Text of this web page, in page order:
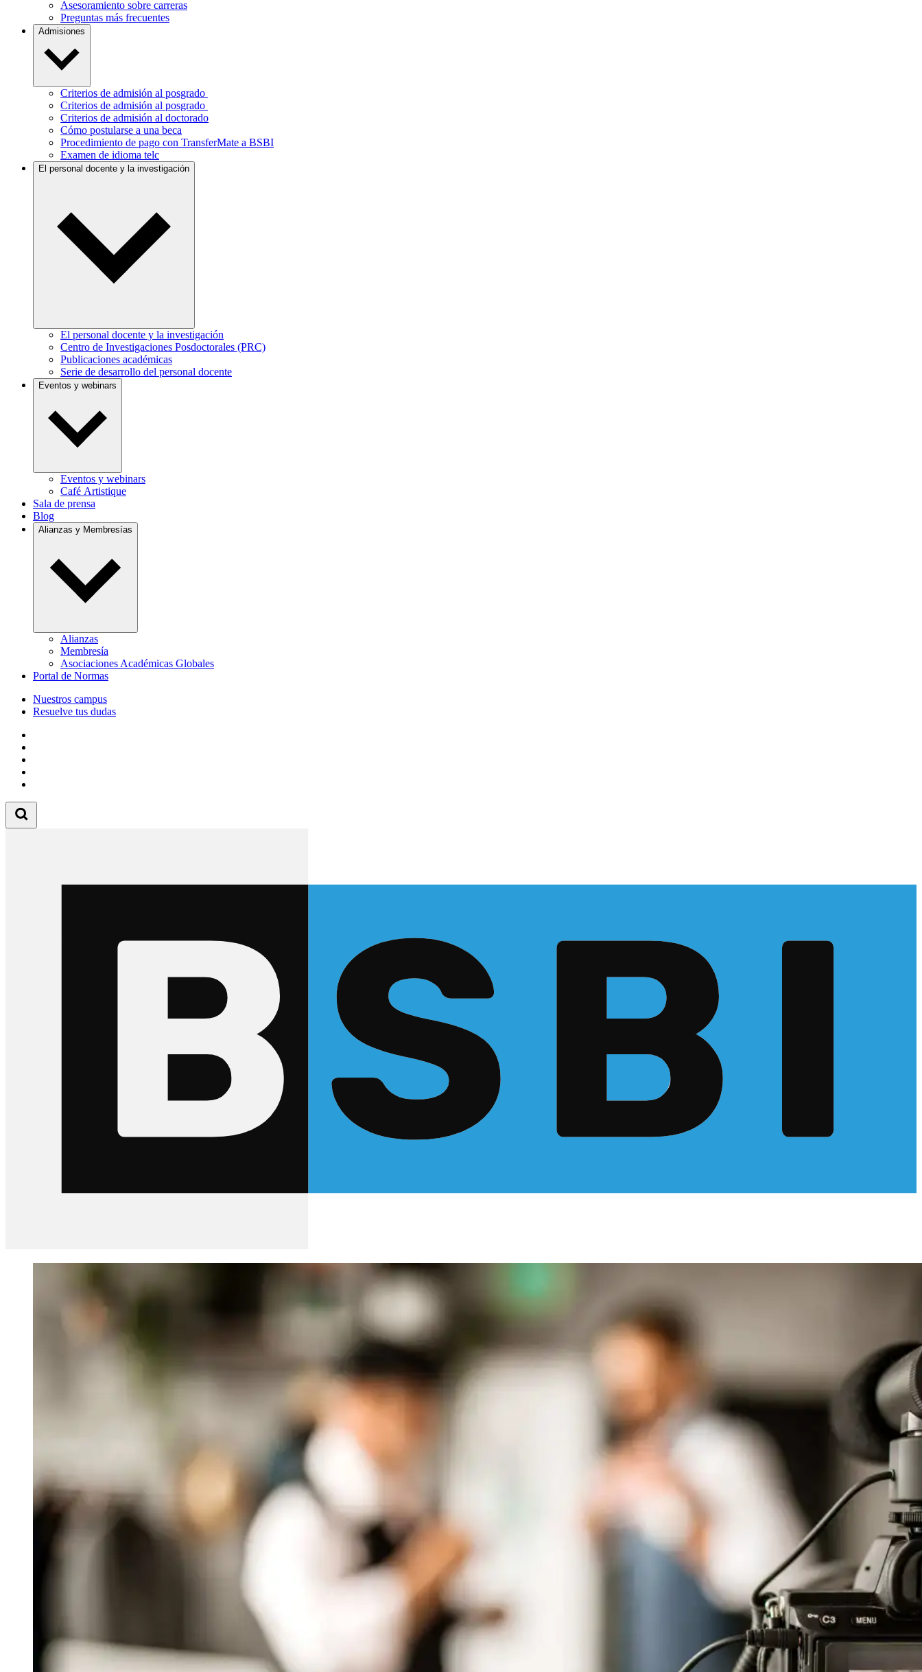
Asesoramiento sobre carreras
Preguntas más frecuentes
Admisiones
Criterios de admisión al posgrado
Criterios de admisión al posgrado
Criterios de admisión al doctorado
Cómo postularse a una beca
Procedimiento de pago con TransferMate a BSBI
Examen de idioma telc
El personal docente y la investigación
El personal docente y la investigación
Centro de Investigaciones Posdoctorales (PRC)
Publicaciones académicas
Serie de desarrollo del personal docente
Eventos y webinars
Eventos y webinars
Café Artistique
Sala de prensa
Blog
Alianzas y Membresías
Alianzas
Membresía
Asociaciones Académicas Globales
Portal de Normas
Nuestros campus
Resuelve tus dudas